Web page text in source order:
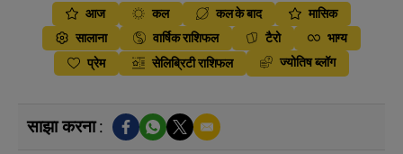
आज कल कल के बाद
मासिक
सालाना
वार्षिक राशिफल टैरो
भाग्य
प्रेम
सेलिब्रिटी राशिफल ज्योतिष ब्लॉग
साझा करना :